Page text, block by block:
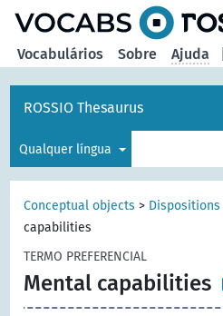
Vocabulários Sobre Ajuda
ROSSIO Thesaurus
Qualquer língua
Conceptual objects > Dispositions
capabilities
TERMO PREFERENCIAL
Mental capabilities